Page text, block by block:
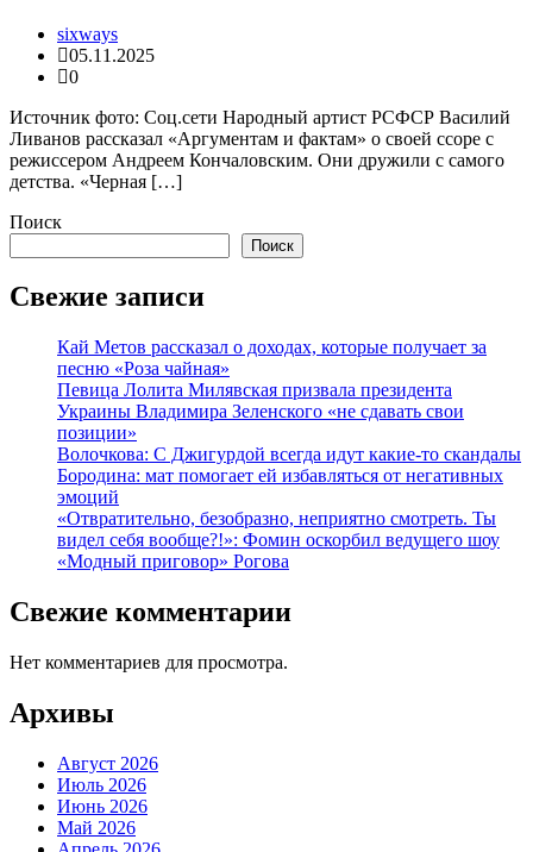
sixways
05.11.2025
0
Источник фото: Соц.сети Народный артист РСФСР Василий
Ливанов рассказал «Аргументам и фактам» о своей ссоре с
режиссером Андреем Кончаловским. Они дружили с самого
детства. «Черная […]
Поиск
Поиск
Свежие записи
Кай Метов рассказал о доходах, которые получает за
песню «Роза чайная»
Певица Лолита Милявская призвала президента
Украины Владимира Зеленского «не сдавать свои
позиции»
Волочкова: С Джигурдой всегда идут какие-то скандалы
Бородина: мат помогает ей избавляться от негативных
эмоций
«Отвратительно, безобразно, неприятно смотреть. Ты
видел себя вообще?!»: Фомин оскорбил ведущего шоу
«Модный приговор» Рогова
Свежие комментарии
Нет комментариев для просмотра.
Архивы
Август 2026
Июль 2026
Июнь 2026
Май 2026